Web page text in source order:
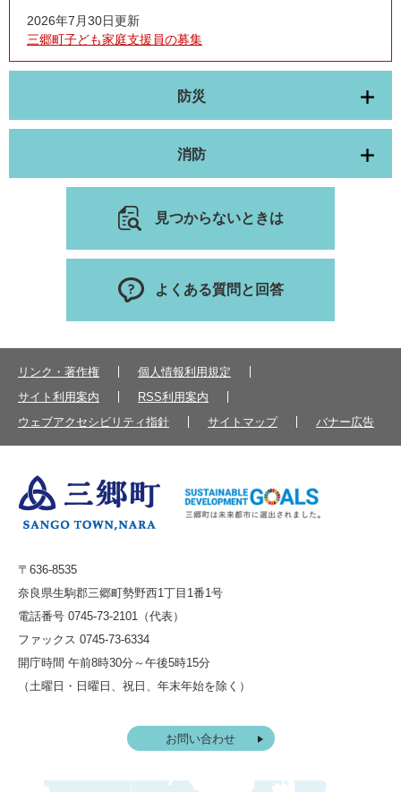
2026年7月30日更新
三郷町子ども家庭支援員の募集
防災
消防
見つからないときは
よくある質問と回答
リンク・著作権
個人情報利用規定
サイト利用案内
RSS利用案内
ウェブアクセシビリティ指針
サイトマップ バナー広告
〒636-8535
奈良県生駒郡三郷町勢野西1丁目1番1号
電話番号 0745-73-2101（代表）
ファックス 0745-73-6334
開庁時間 午前8時30分～午後5時15分
（土曜日・日曜日、祝日、年末年始を除く）
お問い合わせ